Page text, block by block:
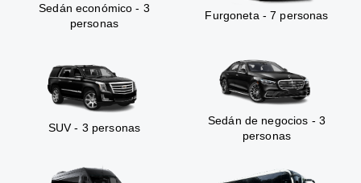
Sedán económico - 3
personas
Furgoneta - 7 personas
SUV - 3 personas
Sedán de negocios - 3
personas